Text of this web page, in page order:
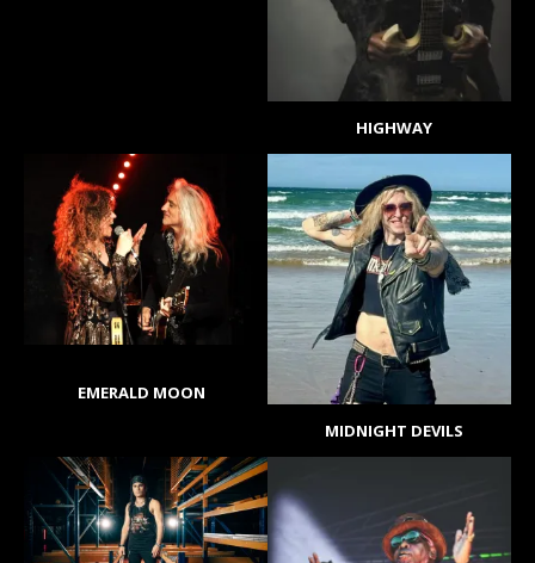
HIGHWAY
EMERALD MOON
MIDNIGHT DEVILS